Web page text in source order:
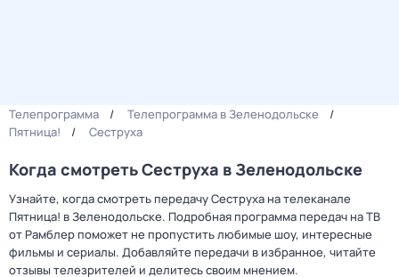
Телепрограмма
Телепрограмма в Зеленодольске
Пятница!
Сеструха
Когда смотреть Сеструха в Зеленодольске
Узнайте, когда смотреть передачу Сеструха на телеканале
Пятница! в Зеленодольске. Подробная программа передач на ТВ
от Рамблер поможет не пропустить любимые шоу, интересные
фильмы и сериалы. Добавляйте передачи в избранное, читайте
отзывы телезрителей и делитесь своим мнением.